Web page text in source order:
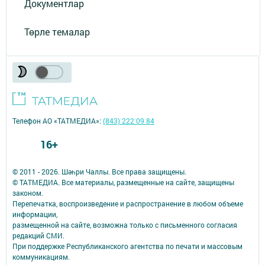
Документлар
Төрле темалар
© 2011 - 2026. Шәһри Чаллы. Все права защищены.
© ТАТМЕДИА. Все материалы, размещенные на сайте, защищены
законом.
Перепечатка, воспроизведение и распространение в любом объеме
информации,
размещенной на сайте, возможна только с письменного согласия
редакций СМИ.
При поддержке Республиканского агентства по печати и массовым
коммуникациям.
Телефон АО «ТАТМЕДИА»:(843) 222 09 84
16+